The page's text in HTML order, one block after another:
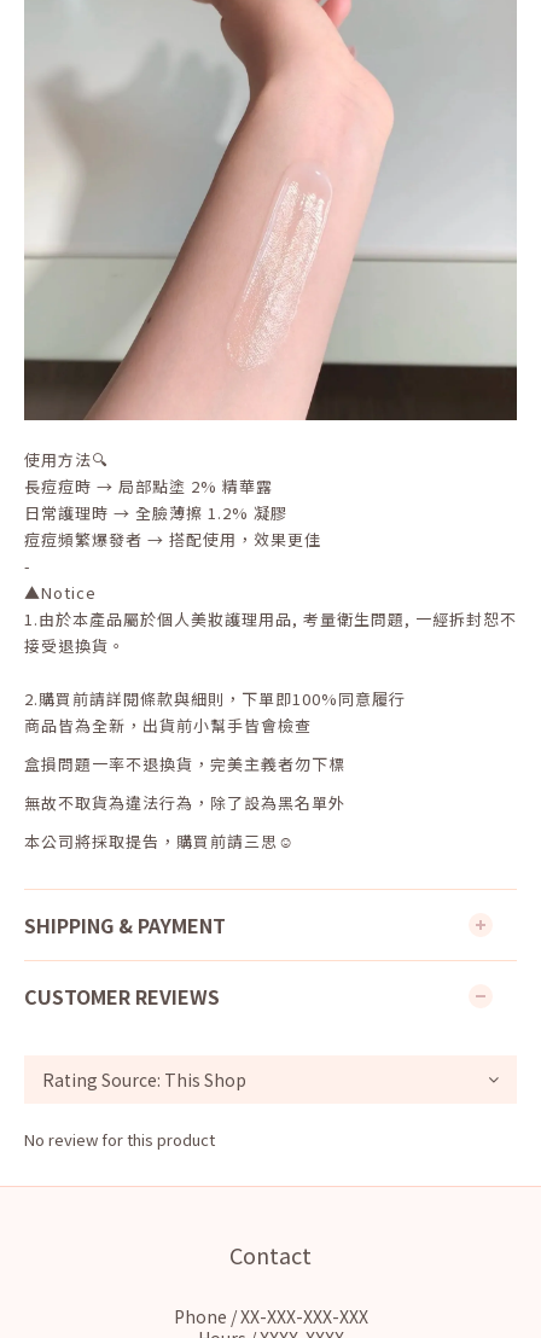
使用方法🔍
長痘痘時 → 局部點塗 2% 精華露
日常護理時 → 全臉薄擦 1.2% 凝膠
痘痘頻繁爆發者 → 搭配使用，效果更佳
-
▲Notice
1.由於本產品屬於個人美妝護理用品, 考量衛生問題, 一經拆封恕不
接受退換貨。
2.購買前請詳閱條款與細則，下單即100%同意履行
商品皆為全新，出貨前小幫手皆會檢查
盒損問題一率不退換貨，完美主義者勿下標
無故不取貨為違法行為，除了設為黑名單外
本公司將採取提告，購買前請三思☺
SHIPPING & PAYMENT
CUSTOMER REVIEWS
No review for this product
Contact
Phone / XX-XXX-XXX-XXX